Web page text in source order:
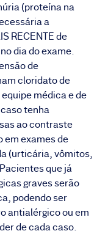
(proteína na
a
RECENTE de
dia do exame.
de
cloridato de
médica e de
tenha
ao contraste
em exames de
(urticária, vômitos,
que já
graves serão
podendo ser
antialérgico ou em
de cada caso.